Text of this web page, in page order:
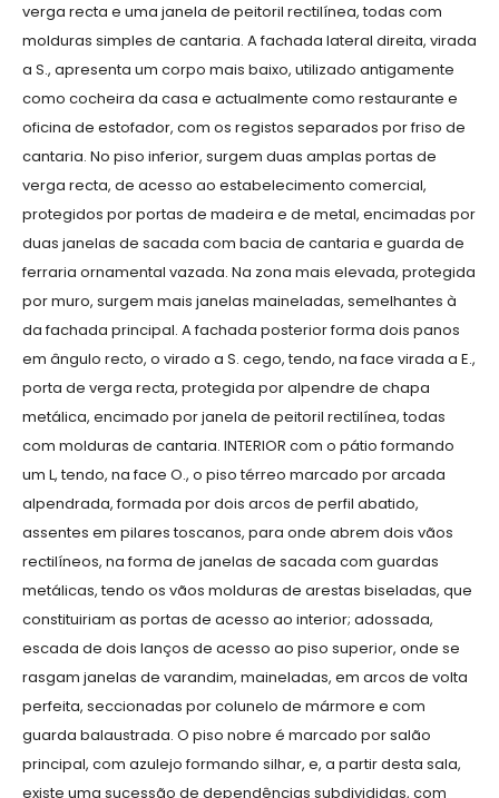
verga recta e uma janela de peitoril rectilínea, todas com
molduras simples de cantaria. A fachada lateral direita, virada
a S., apresenta um corpo mais baixo, utilizado antigamente
como cocheira da casa e actualmente como restaurante e
oficina de estofador, com os registos separados por friso de
cantaria. No piso inferior, surgem duas amplas portas de
verga recta, de acesso ao estabelecimento comercial,
protegidos por portas de madeira e de metal, encimadas por
duas janelas de sacada com bacia de cantaria e guarda de
ferraria ornamental vazada. Na zona mais elevada, protegida
por muro, surgem mais janelas maineladas, semelhantes à
da fachada principal. A fachada posterior forma dois panos
em ângulo recto, o virado a S. cego, tendo, na face virada a E.,
porta de verga recta, protegida por alpendre de chapa
metálica, encimado por janela de peitoril rectilínea, todas
com molduras de cantaria. INTERIOR com o pátio formando
um L, tendo, na face O., o piso térreo marcado por arcada
alpendrada, formada por dois arcos de perfil abatido,
assentes em pilares toscanos, para onde abrem dois vãos
rectilíneos, na forma de janelas de sacada com guardas
metálicas, tendo os vãos molduras de arestas biseladas, que
constituiriam as portas de acesso ao interior; adossada,
escada de dois lanços de acesso ao piso superior, onde se
rasgam janelas de varandim, maineladas, em arcos de volta
perfeita, seccionadas por colunelo de mármore e com
guarda balaustrada. O piso nobre é marcado por salão
principal, com azulejo formando silhar, e, a partir desta sala,
existe uma sucessão de dependências subdivididas, com